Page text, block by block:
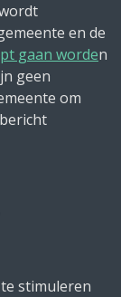
en de
gaan worden
geen
om
stimuleren